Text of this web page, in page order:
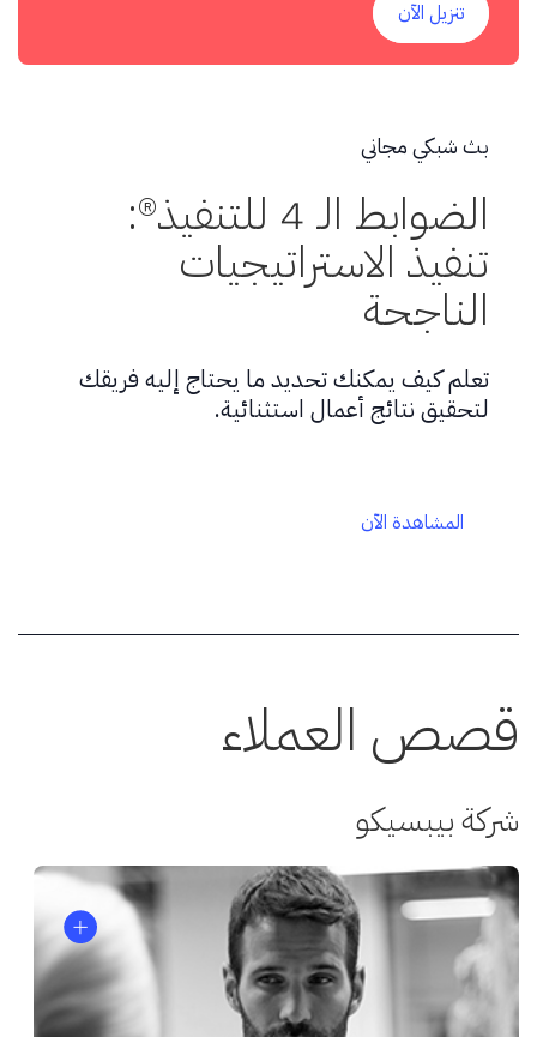
تنزيل الآن
بث شبكي مجاني
الضوابط الـ 4 للتنفيذ®:
تنفيذ الاستراتيجيات
الناجحة
تعلم كيف يمكنك تحديد ما يحتاج إليه فريقك
لتحقيق نتائج أعمال استثنائية.
المشاهدة الآن
قصص العملاء
شركة بيبسيكو